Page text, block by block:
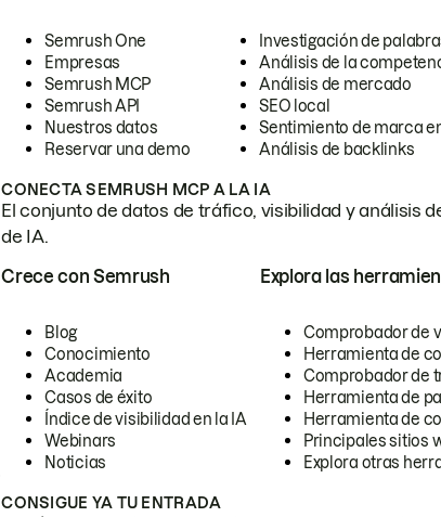
Semrush One
Empresas
Semrush MCP
Semrush API
Nuestros datos
Reservar una demo
Investigación de
Análisis de la
Análisis de mercado
SEO local
Sentimiento de marca
Análisis de backlinks
CONECTA SEMRUSH MCP A LA IA
El conjunto de datos de tráfico, visibilidad y análisis
de IA.
Crece con Semrush
Blog
Conocimiento
Academia
Casos de éxito
Índice de visibilidad en la IA
Webinars
Noticias
Explora las
Comprobador de
Herramienta de
Comprobador de
Herramienta de
Herramienta de
Principales sitios
Explora otras
CONSIGUE YA TU ENTRADA